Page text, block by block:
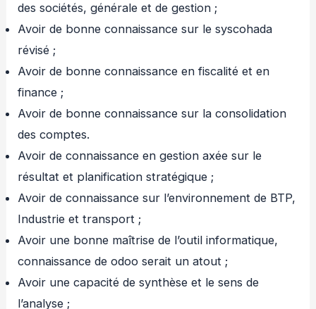
des sociétés, générale et de gestion ;
Avoir de bonne connaissance sur le syscohada
révisé ;
Avoir de bonne connaissance en fiscalité et en
finance ;
Avoir de bonne connaissance sur la consolidation
des comptes.
Avoir de connaissance en gestion axée sur le
résultat et planification stratégique ;
Avoir de connaissance sur l’environnement de BTP,
Industrie et transport ;
Avoir une bonne maîtrise de l’outil informatique,
connaissance de odoo serait un atout ;
Avoir une capacité de synthèse et le sens de
l’analyse ;